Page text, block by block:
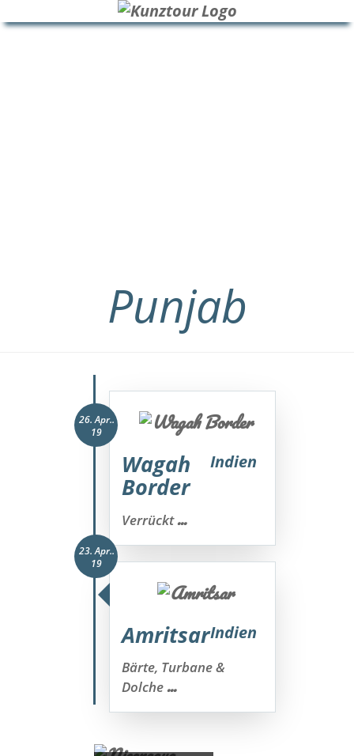
Punjab
26. Apr..
19
Wagah
Border
Indien
Verrückt...
23. Apr..
19
AmritsarIndien
Bärte, Turbane &
Dolche...